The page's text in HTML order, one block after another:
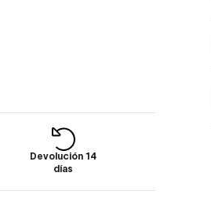
Devolución 14
días